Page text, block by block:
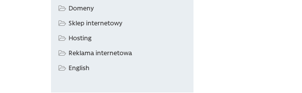
Domeny
Sklep internetowy
Hosting
Reklama internetowa
English